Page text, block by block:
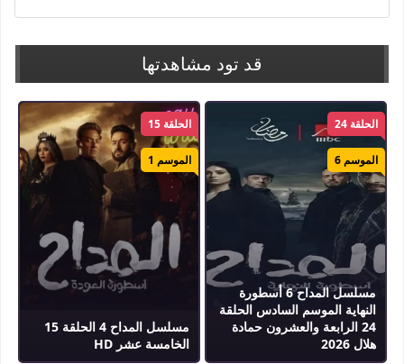
قد تود مشاهدتها
مسلسل المداح 6 أسطورة
النهاية الموسم السادس الحلقة
24 الرابعة والعشرون حمادة
هلال 2026
الحلقة 24
الموسم 6
مسلسل المداح 4 الحلقة 15
الخامسة عشر HD
الحلقة 15
الموسم 1